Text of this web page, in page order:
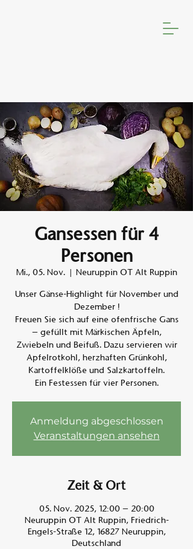
Gansessen für 4
Personen
Mi., 05. Nov.
  |
Neuruppin OT Alt Ruppin
Unser Gänse-Highlight für November und
Dezember !
Freuen Sie sich auf eine ofenfrische Gans
– gefüllt mit Märkischen Äpfeln,
Zwiebeln und Beifuß. Dazu servieren wir
Apfelrotkohl, herzhaften Grünkohl,
Kartoffelklöße und Salzkartoffeln.
Ein Festessen für vier Personen.
Anmeldung abgeschlossen
Veranstaltungen ansehen
Zeit & Ort
05. Nov. 2025, 12:00 – 20:00
Neuruppin OT Alt Ruppin, Friedrich-
Engels-Straße 12, 16827 Neuruppin,
Deutschland